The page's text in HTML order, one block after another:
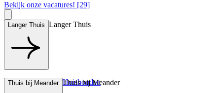
Bekijk onze vacatures! [29]
Langer Thuis Langer Thuis
Hulp bij het Huishouden
Thuis bij Meander Thuis bij Meander